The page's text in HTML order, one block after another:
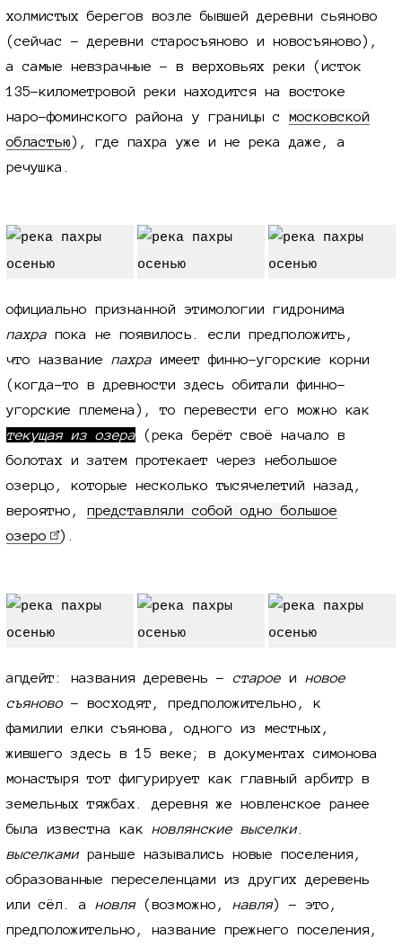
холмистых берегов возле бывшей деревни сьяново
(сейчас - деревни старосъяново и новосъяново),
а самые невзрачные - в верховьях реки (исток
135-километровой реки находится на востоке
наро-фоминского района у границы с московской
областью), где пахра уже и не река даже, а
речушка.
официально признанной этимологии гидронима
пахра пока не появилось. если предположить,
что название пахра имеет финно-угорские корни
(когда-то в древности здесь обитали финно-
угорские племена), то перевести его можно как
текущая из озера (река берёт своё начало в
болотах и затем протекает через небольшое
озерцо, которые несколько тысячелетий назад,
вероятно, представляли собой одно большое
озеро
).
апдейт: названия деревень - старое и новое
съяново - восходят, предположительно, к
фамилии елки съянова, одного из местных,
жившего здесь в 15 веке; в документах симонова
монастыря тот фигурирует как главный арбитр в
земельных тяжбах. деревня же новленское ранее
была известна как новлянские выселки.
выселкамираньше назывались новые поселения,
образованные переселенцами из других деревень
или сёл. а новля(возможно, навля) - это,
предположительно, название прежнего поселения,